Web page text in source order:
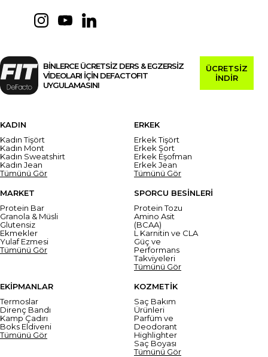
BİNLERCE ÜCRETSİZ DERS & EGZERSİZ
VİDEOLARI İÇİN DEFACTOFIT
UYGULAMASINI
ÜCRETSİZ
İNDİR
KADIN
Kadın Tişört
Kadın Mont
Kadın Sweatshirt
Kadın Jean
Tümünü Gör
ERKEK
Erkek Tişört
Erkek Şort
Erkek Eşofman
Erkek Jean
Tümünü Gör
MARKET
Protein Bar
Granola & Müsli
Glutensiz
Ekmekler
Yulaf Ezmesi
Tümünü Gör
SPORCU BESİNLERİ
Protein Tozu
Amino Asit
(BCAA)
L Karnitin ve CLA
Güç ve
Performans
Takviyeleri
Tümünü Gör
EKİPMANLAR
Termoslar
Direnç Bandı
Kamp Çadırı
Boks Eldiveni
Tümünü Gör
KOZMETİK
Saç Bakım
Ürünleri
Parfüm ve
Deodorant
Highlighter
Saç Boyası
Tümünü Gör